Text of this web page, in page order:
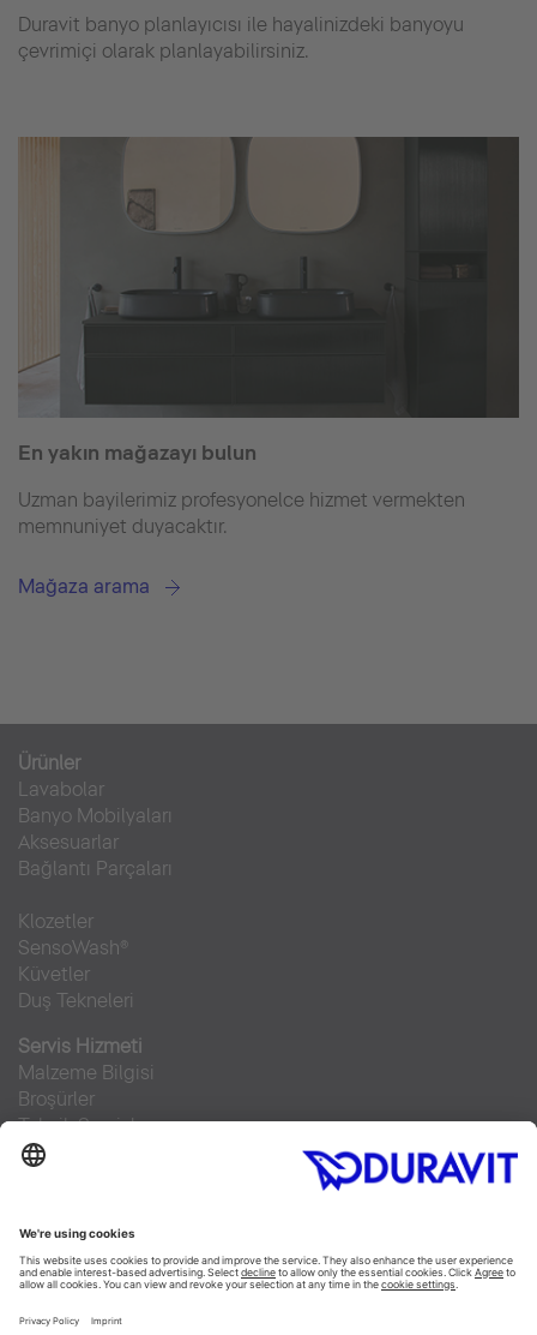
Duravit banyo planlayıcısı ile hayalinizdeki banyoyu
çevrimiçi olarak planlayabilirsiniz.
En yakın mağazayı bulun
Uzman bayilerimiz profesyonelce hizmet vermekten
memnuniyet duyacaktır.
Mağaza arama
Ürünler
Lavabolar
Banyo Mobilyaları
Aksesuarlar
Bağlantı Parçaları
Klozetler
SensoWash®
Küvetler
Duş Tekneleri
Servis Hizmeti
Malzeme Bilgisi
Broşürler
Teknik Servisler
Sıkça sorulan sorular
Facebook
Instagram
Pinterest
RSS-Feed
Flickr